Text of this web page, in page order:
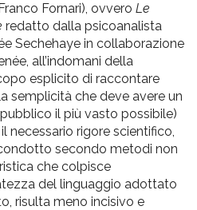
Fornari), ovvero Le
redatto dalla psicoanalista
Sechehaye in collaborazione
all’indomani della
esplicito di raccontare
semplicità che deve avere un
il più vasto possibile)
necessario rigore scientifico,
secondo metodi non
che colpisce
del linguaggio adottato
risulta meno incisivo e